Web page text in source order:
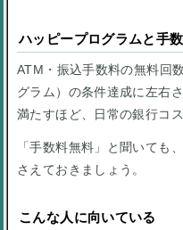
ハッピープログラムと手
ATM・振込手数料の無料回
グラム）の条件達成に左右
満たすほど、日常の銀行コ
「手数料無料」と聞いても
さえておきましょう。
こんな人に向いている